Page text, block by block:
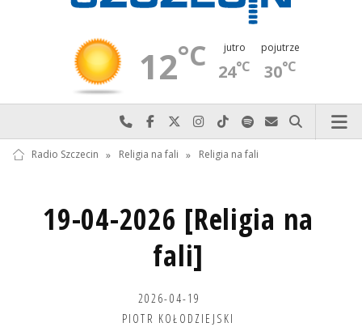
12°C jutro
24°C
pojutrze
30°C
Najlepiej po prostu do nas zadzwoń
Odwiedź nas na Facebook-u
Odwiedź nas na X
Odwiedź nas na Instagram-ie
Odwiedź nas na TikTok-u
Szukaj nas na Spotify
Wyślij do nas
Szukaj
Radio Szczecin » Religia na fali » Religia na fali
19-04-2026 [Religia na
fali]
2026-04-19
PIOTR KOŁODZIEJSKI